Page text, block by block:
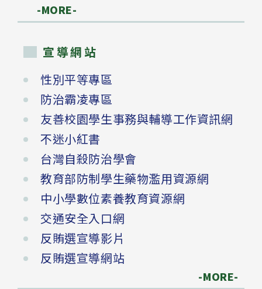
-MORE-
宣導網站
性別平等專區
防治霸凌專區
友善校園學生事務與輔導工作資訊網
不迷小紅書
台灣自殺防治學會
教育部防制學生藥物濫用資源網
中小學數位素養教育資源網
交通安全入口網
反賄選宣導影片
反賄選宣導網站
-MORE-